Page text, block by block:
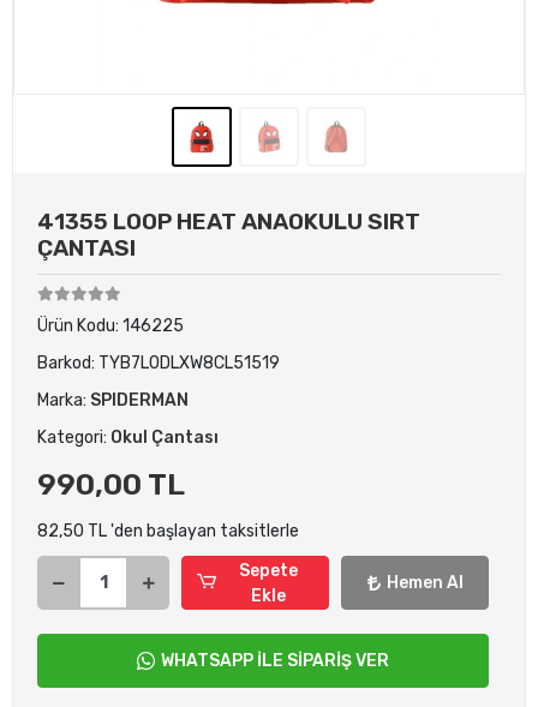
41355 LOOP HEAT ANAOKULU SIRT
ÇANTASI
Ürün Kodu: 146225
Barkod: TYB7L0DLXW8CL51519
Marka: SPIDERMAN
Kategori: Okul Çantası
990,00 TL
82,50 TL 'den başlayan taksitlerle
Sepete
Ekle
Hemen Al
WHATSAPP İLE SİPARİŞ VER